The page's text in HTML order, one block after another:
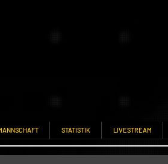
STATISTIK LIVESTREAM